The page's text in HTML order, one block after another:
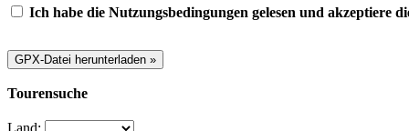
Ich habe die Nutzungsbedingungen gelesen und akzeptiere
Tourensuche
Land: